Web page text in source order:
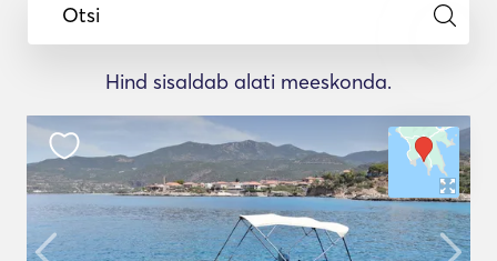
Otsi
Hind sisaldab alati meeskonda.